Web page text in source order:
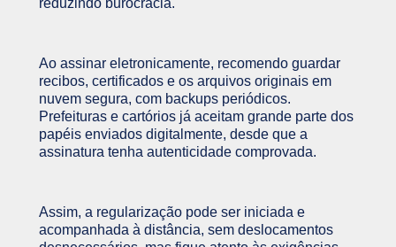
reduzindo burocracia.
Ao assinar eletronicamente, recomendo guardar
recibos, certificados e os arquivos originais em
nuvem segura, com backups periódicos.
Prefeituras e cartórios já aceitam grande parte dos
papéis enviados digitalmente, desde que a
assinatura tenha autenticidade comprovada.
Assim, a regularização pode ser iniciada e
acompanhada à distância, sem deslocamentos